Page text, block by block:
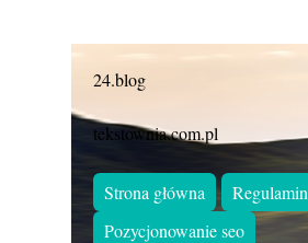
24.blog
tekstownia.com.pl
Strona główna Regulamin
Pozycjonowanie seo